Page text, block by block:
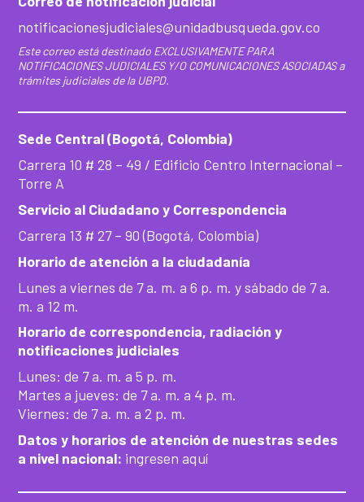
notificacionesjudiciales@unidadbusqueda.gov.co
Este correo está destinado EXCLUSIVAMENTE PARA
NOTIFICACIONES JUDICIALES Y/O COMUNICACIONES ASOCIADAS a
trámites judiciales de la UBPD.
Sede Central (Bogotá, Colombia)
Carrera 10 # 28 – 49 / Edificio Centro Internacional –
Torre A
Servicio al Ciudadano y Correspondencia
Carrera 13 # 27 – 90 (Bogotá, Colombia)
Horario de atención a la ciudadanía
Lunes a viernes de 7 a. m. a 6 p. m. y sábado de 7 a.
m. a 12 m.
Horario de correspondencia, radiación y
notificaciones judiciales
Lunes: de 7 a. m. a 5 p. m.
Martes a jueves: de 7 a. m. a 4 p. m.
Viernes: de 7 a. m. a 2 p. m.
Datos y horarios de atención de nuestras sedes
a nivel nacional: ingresen aquí